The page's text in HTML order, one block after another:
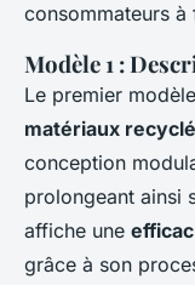
consommateurs
Modèle 1 :
Le premier
matériaux
conception
prolongeant ainsi
affiche une
grâce à son